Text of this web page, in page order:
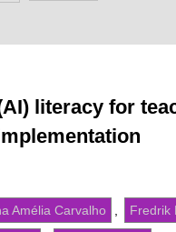
literacy for
Amélia Carvalho Fredrik